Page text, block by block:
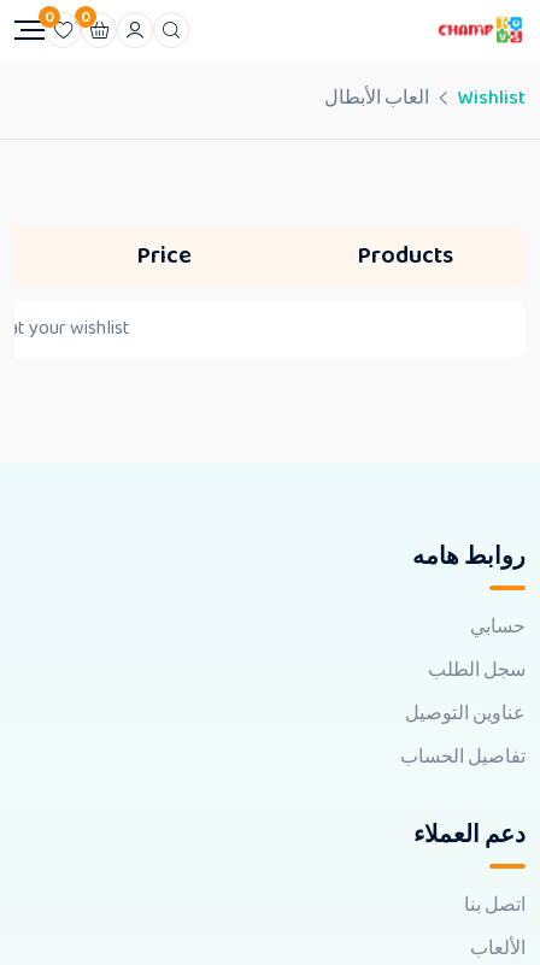
0
0
Wishlist العاب الأبطال
Products
Price
your wishlist.
روابط هامه
حسابي
سجل الطلب
عناوين التوصيل
تفاصيل الحساب
دعم العملاء
اتصل بنا
الألعاب